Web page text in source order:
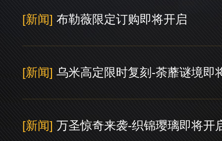
[新闻] 布勒薇限定订购即将开启
[新闻] 乌米高定限时复刻-荼蘼谜境即
[新闻] 万圣惊奇来袭-织锦璎璃即将开